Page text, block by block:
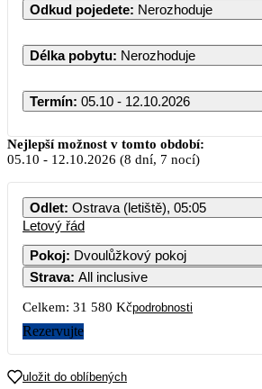
Odkud pojedete: Nerozhoduje
Délka pobytu: Nerozhoduje
Termín: 05.10 - 12.10.2026
Nejlepší možnost v tomto období:
05.10 - 12.10.2026 (8 dní, 7 nocí)
Odlet: Ostrava (letiště), 05:05
Letový řád
Pokoj: Dvoulůžkový pokoj
Strava: All inclusive
Celkem: 31 580 Kčpodrobnosti
Rezervujte
uložit do oblíbených